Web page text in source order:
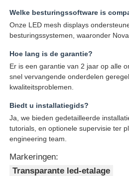
Welke besturingssoftware is
Onze LED mesh displays
besturingssystemen, waaronder
Hoe lang is de garantie?
Er is een garantie van 2 jaar op alle
snel vervangende onderdelen
kwaliteitsproblemen.
Biedt u installatiegids?
Ja, we bieden gedetailleerde
tutorials, en optionele supervisie ter
engineering team.
Markeringen:
Transparante led-etalage